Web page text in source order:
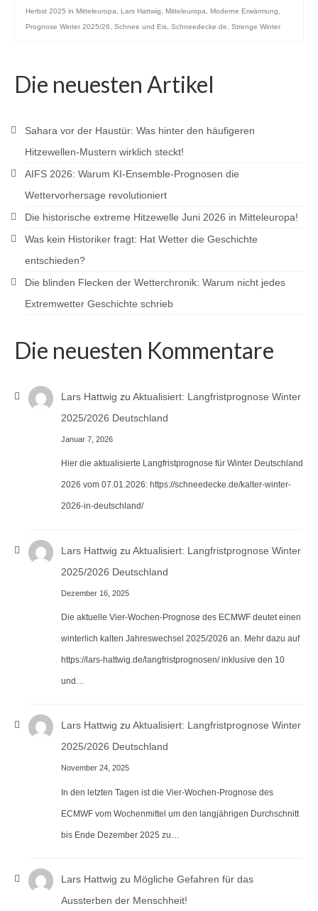
Herbst 2025 in Mitteleuropa
Lars Hattwig Mitteleuropa Moderne Erwärmung
Prognose Winter 2025/26
Schnee und Eis Schneedecke.de Strenge Winter
Die neuesten Artikel
Sahara vor der Haustür: Was hinter den häufigeren
Hitzewellen-Mustern wirklich steckt!
AIFS 2026: Warum KI-Ensemble-Prognosen die
Wettervorhersage revolutioniert
Die historische extreme Hitzewelle Juni 2026 in Mitteleuropa!
Was kein Historiker fragt: Hat Wetter die Geschichte
entschieden?
Die blinden Flecken der Wetterchronik: Warum nicht jedes
Extremwetter Geschichte schrieb
Die neuesten Kommentare
Lars Hattwig zu Aktualisiert: Langfristprognose Winter
2025/2026 Deutschland
Januar 7, 2026
Hier die aktualisierte Langfristprognose für Winter Deutschland
2026 vom 07.01.2026: https://schneedecke.de/kalter-winter-
2026-in-deutschland/
Lars Hattwig zu Aktualisiert: Langfristprognose Winter
2025/2026 Deutschland
Dezember 16, 2025
Die aktuelle Vier-Wochen-Prognose des ECMWF deutet einen
winterlich kalten Jahreswechsel 2025/2026 an. Mehr dazu auf
https://lars-hattwig.de/langfristprognosen/ inklusive den 10
und…
Lars Hattwig zu Aktualisiert: Langfristprognose Winter
2025/2026 Deutschland
November 24, 2025
In den letzten Tagen ist die Vier-Wochen-Prognose des
ECMWF vom Wochenmittel um den langjährigen Durchschnitt
bis Ende Dezember 2025 zu…
Lars Hattwig zu Mögliche Gefahren für das
Aussterben der Menschheit!